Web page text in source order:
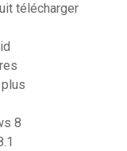
télécharger
8